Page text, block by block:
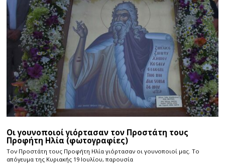
Οι γουνοποιοί γιόρτασαν τον Προστάτη τους
Προφήτη Ηλία (φωτογραφίες)
Τον Προστάτη τους Προφήτη Ηλία γιόρτασαν οι γουνοποιοί μας. Το
απόγευμα της Κυριακής 19 Ιουλίου, παρουσία